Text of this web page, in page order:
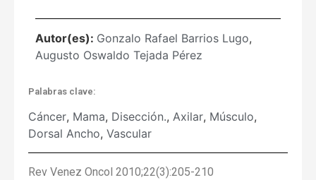
Autor(es): Gonzalo Rafael Barrios Lugo,
Augusto Oswaldo Tejada Pérez
Palabras clave:
Cáncer, Mama, Disección., Axilar, Músculo,
Dorsal Ancho, Vascular
Rev Venez Oncol 2010;22(3):205-210